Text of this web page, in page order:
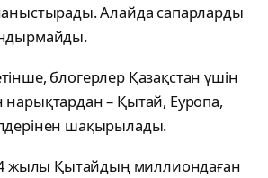
Алайда сапарларды
блогерлер Қазақстан үшін
– Қытай, Еуропа,
шақырылады.
жылы Қытайдың миллиондаған